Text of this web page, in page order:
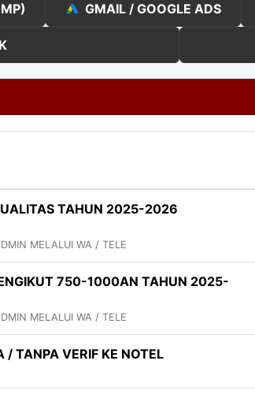
GMAIL / GOOGLE ADS
TAHUN 2025-2026
MELALUI WA / TELE
750-1000AN TAHUN 2025-
MELALUI WA / TELE
/ TANPA VERIF KE NOTEL